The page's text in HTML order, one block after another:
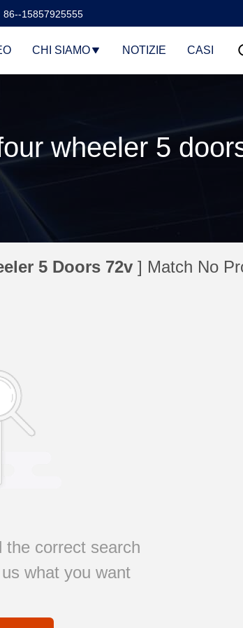
86--15857925555
CHI SIAMO NOTIZIE CASI
5 Doors 72v] Match No
the correct search
what you want